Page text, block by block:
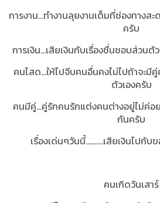
การงาน...ทำงานลุยงานเต็มที่ช่องทางส
ครับ
การเงิน...เสียเงินกับเรื่องชื่นชอบส่วน
คนโสด...ให้ไปจีบคนอื่นคงไม่ไปถ้าจะมี
ตัวเองครับ
คนมีคู่...คู่รักคนรักแต่งคนต่างอยู่ไม่ค่อ
กันครับ
เรื่องเด่นๆวันนี้..........เสียเงินไปกั
คนเกิดวันเสาร์